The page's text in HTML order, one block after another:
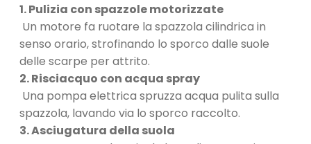
1. Pulizia con spazzole motorizzate
Un motore fa ruotare la spazzola cilindrica in
senso orario, strofinando lo sporco dalle suole
delle scarpe per attrito.
2. Risciacquo con acqua spray
Una pompa elettrica spruzza acqua pulita sulla
spazzola, lavando via lo sporco raccolto.
3. Asciugatura della suola